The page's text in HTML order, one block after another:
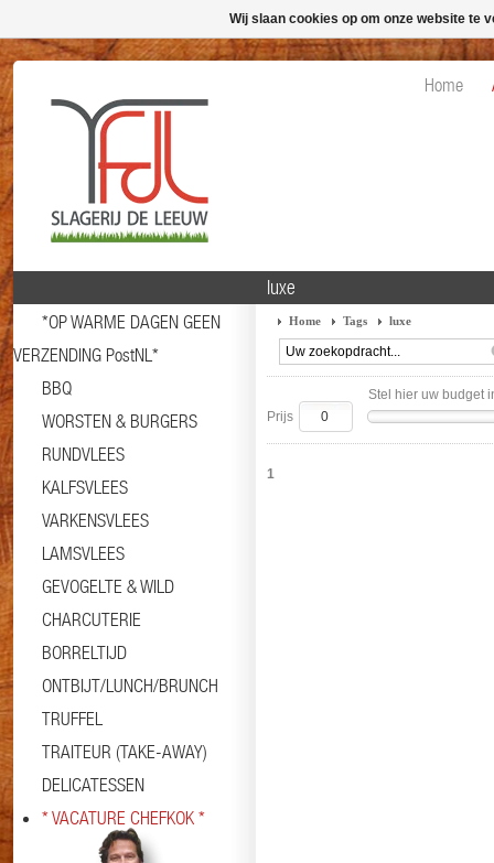
Home
*OP WARME DAGEN GEEN
VERZENDING PostNL*
BBQ
WORSTEN & BURGERS
RUNDVLEES
KALFSVLEES
VARKENSVLEES
LAMSVLEES
GEVOGELTE & WILD
CHARCUTERIE
BORRELTIJD
ONTBIJT/LUNCH/BRUNCH
TRUFFEL
TRAITEUR (TAKE-AWAY)
DELICATESSEN
* VACATURE CHEFKOK *
luxe
Home Tags luxe
Stel hier uw budget
Prijs
1
Wij slaan cookies op om onze website te